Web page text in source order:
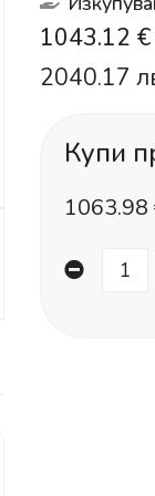
1043.12 €
2040.17
Купи
1063.98